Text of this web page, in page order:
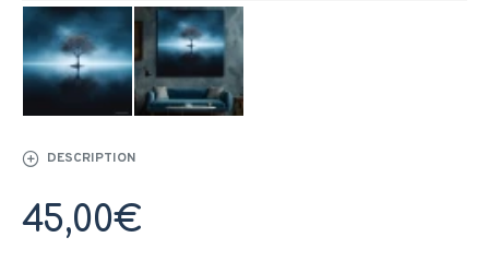
DESCRIPTION
45,00€